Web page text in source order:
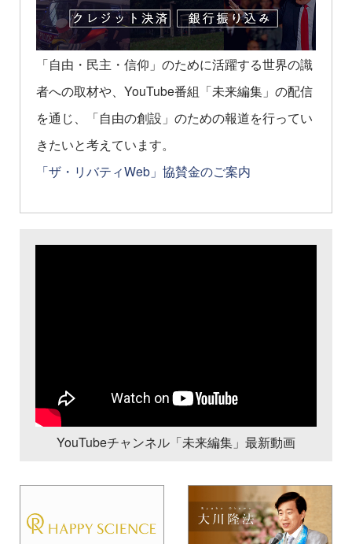
「自由・民主・信仰」のために活躍する世界の識
者への取材や、YouTube番組「未来編集」の配信
を通じ、「自由の創設」のための報道を行ってい
きたいと考えています。
「ザ・リバティWeb」協賛金のご案内
YouTubeチャンネル「未来編集」最新動画